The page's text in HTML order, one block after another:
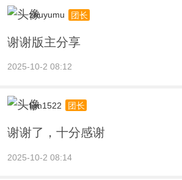
zhuyumu 团长
谢谢版主分享
2025-10-2 08:12
lijm1522 团长
谢谢了，十分感谢
2025-10-2 08:14